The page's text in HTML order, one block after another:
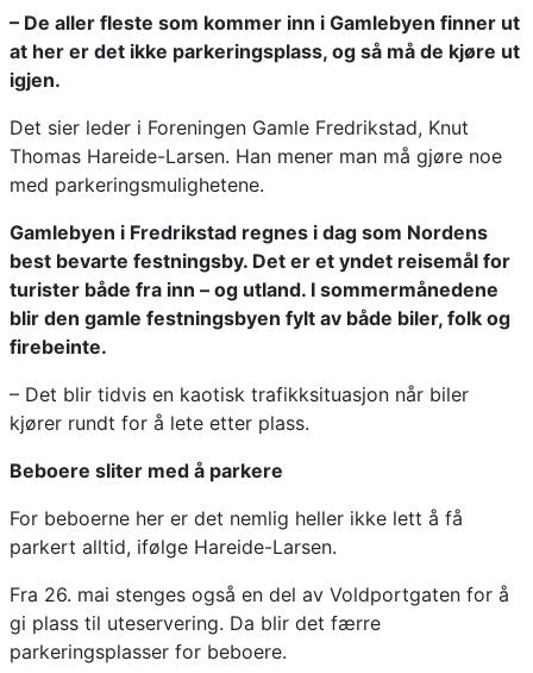
– De aller fleste som kommer inn i Gamlebyen finner ut
at her er det ikke parkeringsplass, og så må de kjøre ut
igjen.
Det sier leder i Foreningen Gamle Fredrikstad, Knut
Thomas Hareide-Larsen. Han mener man må gjøre noe
med parkeringsmulighetene.
Gamlebyen i Fredrikstad regnes i dag som Nordens
best bevarte festningsby. Det er et yndet reisemål for
turister både fra inn – og utland. I sommermånedene
blir den gamle festningsbyen fylt av både biler, folk og
firebeinte.
– Det blir tidvis en kaotisk trafikksituasjon når biler
kjører rundt for å lete etter plass.
Beboere sliter med å parkere
For beboerne her er det nemlig heller ikke lett å få
parkert alltid, ifølge Hareide-Larsen.
Fra 26. mai stenges også en del av Voldportgaten for å
gi plass til uteservering. Da blir det færre
parkeringsplasser for beboere.